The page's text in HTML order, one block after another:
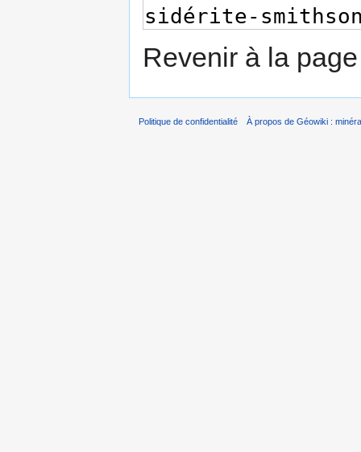
Revenir à la
Politique de confidentialité À propos de Géowiki :